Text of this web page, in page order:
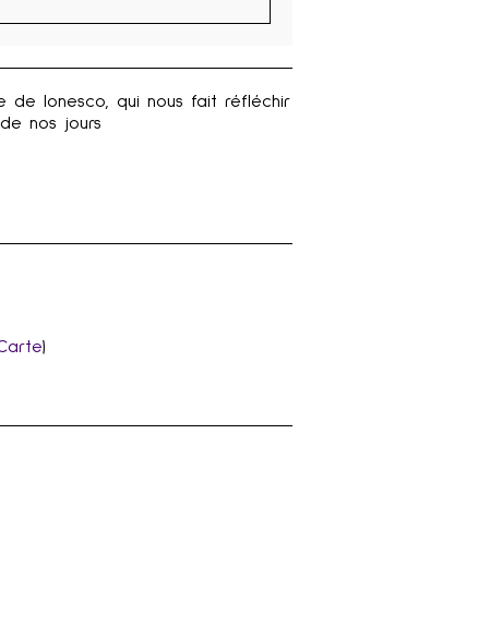
de Ionesco, qui nous fait réfléchir
nos jours
)